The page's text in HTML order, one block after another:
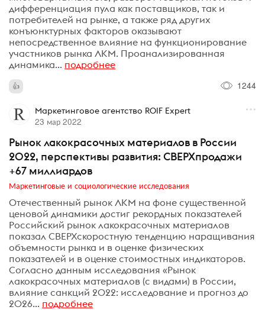
дифференциация пула как поставщиков, так и
потребителей на рынке, а также ряд других
конъюнктурных факторов оказывают
непосредственное влияние на функционирование
участников рынка ЛКМ. Проанализированная
динамика... подробнее
1244
Маркетинговое агентство ROIF Expert
23 мар 2022
Рынок лакокрасочных материалов в России
2022, перспективы развития: СВЕРХпродажи
+67 миллиардов
Маркетинговые и социологические исследования
Отечественный рынок ЛКМ на фоне существенной
ценовой динамики достиг рекордных показателей
Российский рынок лакокрасочных материалов
показал СВЕРХскоростную тенденцию наращивания
объемности рынка и в оценке физических
показателей и в оценке стоимостных индикаторов.
Согласно данным исследования «Рынок
лакокрасочных материалов (с видами) в России,
влияние санкций 2022: исследование и прогноз до
2026... подробнее